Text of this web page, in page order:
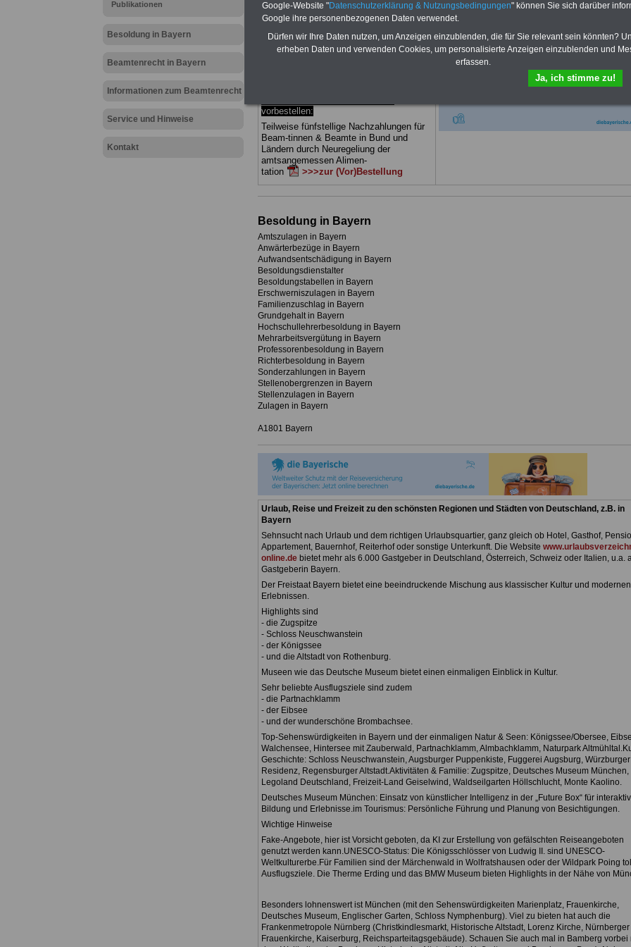
Publikationen
Besoldung in Bayern
Beamtenrecht in Bayern
Informationen zum Beamtenrecht
Service und Hinweise
Kontakt
Beihilferecht in Bund und Ländern. Alle
drei Ratgeber sind übersichtlich gegliedert
Sachverhalte ver-ständlich (auch für
Mitarbeiterinnen und Mitarbeiter des
vorbestellen:
Teilweise fünfstellige Nachzahlungen für
Beam-tinnen & Beamte in Bund und
Ländern durch Neuregeliung der
amtsangemessen Alimen-
tation
>>>zur (Vor)Bestellung
Besoldung in Bayern
Amtszulagen in Bayern
Anwärterbezüge in Bayern
Aufwandsentschädigung in Bayern
Besoldungsdienstalter
Besoldungstabellen in Bayern
Erschwerniszulagen in Bayern
Familienzuschlag in Bayern
Grundgehalt in Bayern
Hochschullehrerbesoldung in Bayern
Mehrarbeitsvergütung in Bayern
Professorenbesoldung in Bayern
Richterbesoldung in Bayern
Sonderzahlungen in Bayern
Stellenobergrenzen in Bayern
Stellenzulagen in Bayern
Zulagen in Bayern
A1801 Bayern
Urlaub, Reise und Freizeit zu den schönsten Regionen und Städten von Deutschland, z.B. in
Bayern
Sehnsucht nach Urlaub und dem richtigen Urlaubsquartier, ganz gleich ob Hotel, Gasthof,
Appartement, Bauernhof, Reiterhof oder sonstige Unterkunft. Die Website
online.debietet mehr als 6.000 Gastgeber in Deutschland, Österreich, Schweiz oder Italien, u.a.
Gastgeberin Bayern.
Der Freistaat Bayern bietet eine beeindruckende Mischung aus klassischer Kultur und modernen
Erlebnissen.
Highlights sind
- die Zugspitze
- Schloss Neuschwanstein
- der Königssee
- und die Altstadt von Rothenburg.
Museen wie das Deutsche Museum bietet einen einmaligen Einblick in Kultur.
Sehr beliebte Ausflugsziele sind zudem
- die Partnachklamm
- der Eibsee
- und der wunderschöne Brombachsee.
Top-Sehenswürdigkeiten in Bayern und der einmaligen Natur & Seen: Königssee/Obersee,
Walchensee, Hintersee mit Zauberwald, Partnachklamm, Almbachklamm, Naturpark
Geschichte: Schloss Neuschwanstein, Augsburger Puppenkiste, Fuggerei Augsburg, Würzburger
Residenz, Regensburger Altstadt.Aktivitäten & Familie: Zugspitze, Deutsches Museum München,
Legoland Deutschland, Freizeit-Land Geiselwind, Waldseilgarten Höllschlucht, Monte Kaolino.
Deutsches Museum München: Einsatz von künstlicher Intelligenz in der „Future Box“ für
Bildung und Erlebnisse.im Tourismus: Persönliche Führung und Planung von Besichtigungen.
Wichtige Hinweise
Fake-Angebote, hier ist Vorsicht geboten, da KI zur Erstellung von gefälschten Reiseangeboten
genutzt werden kann.UNESCO-Status: Die Königsschlösser von Ludwig II. sind UNESCO-
Weltkulturerbe.Für Familien sind der Märchenwald in Wolfratshausen oder der Wildpark Poing
Ausflugsziele. Die Therme Erding und das BMW Museum bieten Highlights in der Nähe von
Besonders lohnenswert ist München (mit den Sehenswürdigkeiten Marienplatz, Frauenkirche,
Deutsches Museum, Englischer Garten, Schloss Nymphenburg). Viel zu bieten hat auch die
Frankenmetropole Nürnberg (Christkindlesmarkt, Historische Altstadt, Lorenz Kirche, Nürnberger
Frauenkirche, Kaiserburg, Reichsparteitagsgebäude). Schauen Sie auch mal in Bamberg vorbei
Google-Website "Datenschutzerklärung & Nutzungsbedingungen" können Sie sich darüber
Google ihre personenbezogenen Daten verwendet.
Dürfen wir Ihre Daten nutzen, um Anzeigen einzublenden, die für Sie relevant sein könnten?
erheben Daten und verwenden Cookies, um personalisierte Anzeigen einzublenden und
erfassen.
Ja, ich stimme zu!